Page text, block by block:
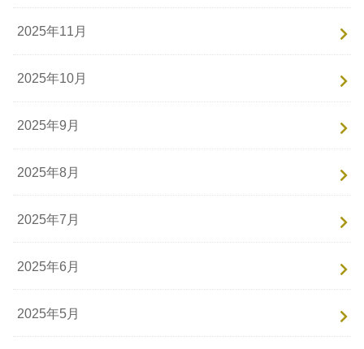
2025年11月
2025年10月
2025年9月
2025年8月
2025年7月
2025年6月
2025年5月